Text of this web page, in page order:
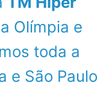
Olímpia e
toda a
e São Paulo